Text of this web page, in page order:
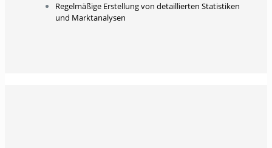
Regelmäßige Erstellung von detaillierten Statistiken
und Marktanalysen